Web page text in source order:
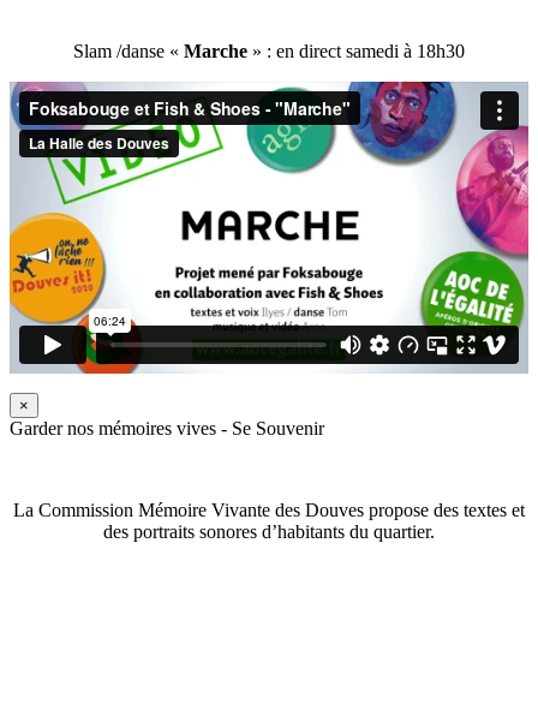
Slam /danse « Marche » : en direct samedi à 18h30
×
Garder nos mémoires vives - Se Souvenir
La Commission Mémoire Vivante des Douves propose des textes et
des portraits sonores d’habitants du quartier.